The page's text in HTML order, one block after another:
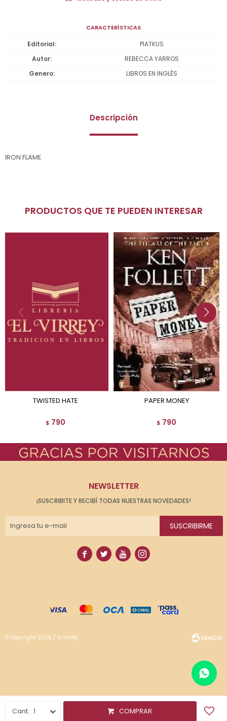
1 COMPRAR
CARACTERÍSTICAS
Editorial
PIATKUS
Autor
REBECCA YARROS
Genero
LIBROS EN INGLÉS
Descripción
IRON FLAME
PRODUCTOS QUE TE PUEDEN INTERESAR
TWISTED HATE
$ 790
PAPER MONEY
$ 790
NEWSLETTER
¡SUSCRIBITE Y RECIBÍ TODAS NUESTRAS NOVEDADES!
SUSCRIBIRME
   
© Copyright 2026 / El Virrey
Fenicio